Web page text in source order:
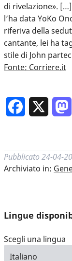
di rivelazione».
l’ha data YoKo
riferiva della
cantante, lei ha
stile di John
Fonte: Corriere.it
Facebook
Pubblicato 24-04-
Archiviato in:
Lingue
Scegli una lingua